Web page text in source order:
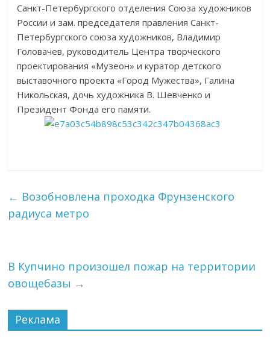
Санкт-Петербургского отделения Союза художников
России и зам. председателя правления Санкт-
Петербургского союза художников, Владимир
Головачев, руководитель Центра творческого
проектирования «Музеон» и куратор детского
выставочного проекта «Город Мужества», Галина
Никольская, дочь художника В. Шевченко и
Президент Фонда его памяти.
← Возобновлена проходка Фрунзенского
радиуса метро
В Купчино произошел пожар на территории
овощебазы →
Реклама